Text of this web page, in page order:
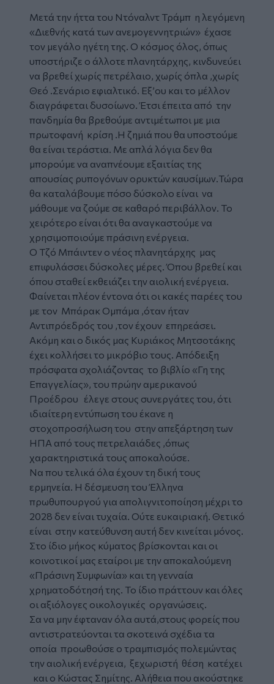
Μετά την ήττα του Ντόναλντ Τράμπ η λεγόμενη
«Διεθνής κατά των ανεμογεννητριών» έχασε
τον μεγάλο ηγέτη της. Ο κόσμος όλος, όπως
υποστήριζε ο άλλοτε πλανητάρχης, κινδυνεύει
να βρεθεί χωρίς πετρέλαιο, χωρίς όπλα ,χωρίς
Θεό .Σενάριο εφιαλτικό. Εξ’ου και το μέλλον
διαγράφεται δυσοίωνο. Έτσι έπειτα από την
πανδημία θα βρεθούμε αντιμέτωποι με μια
πρωτοφανή κρίση .Η ζημιά που θα υποστούμε
θα είναι τεράστια. Με απλά λόγια δεν θα
μπορούμε να αναπνέουμε εξαιτίας της
απουσίας ρυπογόνων ορυκτών καυσίμων.Τώρα
θα καταλάβουμε πόσο δύσκολο είναι να
μάθουμε να ζούμε σε καθαρό περιβάλλον. Το
χειρότερο είναι ότι θα αναγκαστούμε να
χρησιμοποιούμε πράσινη ενέργεια.
Ο Τζό Μπάιντεν ο νέος πλανητάρχης μας
επιφυλάσσει δύσκολες μέρες. Όπου βρεθεί και
όπου σταθεί εκθειάζει την αιολική ενέργεια.
Φαίνεται πλέον έντονα ότι οι κακές παρέες του
με τον Μπάρακ Ομπάμα ,όταν ήταν
Αντιπρόεδρός του ,τον έχουν επηρεάσει.
Ακόμη και ο δικός μας Κυριάκος Μητσοτάκης
έχει κολλήσει το μικρόβιο τους. Απόδειξη
πρόσφατα σχολιάζοντας το βιβλίο «Γη της
Επαγγελίας», του πρώην αμερικανού
Προέδρου έλεγε στους συνεργάτες του, ότι
ιδιαίτερη εντύπωση του έκανε η
στοχοπροσήλωση του στην απεξάρτηση των
ΗΠΑ από τους πετρελαιάδες ,όπως
χαρακτηριστικά τους αποκαλούσε.
Να που τελικά όλα έχουν τη δική τους
ερμηνεία. Η δέσμευση του Έλληνα
πρωθυπουργού για απολιγνιτοποίηση μέχρι το
2028 δεν είναι τυχαία. Ούτε ευκαιριακή. Θετικό
είναι στην κατεύθυνση αυτή δεν κινείται μόνος.
Στο ίδιο μήκος κύματος βρίσκονται και οι
κοινοτικοί μας εταίροι με την αποκαλούμενη
«Πράσινη Συμφωνία» και τη γενναία
χρηματοδότησή της. Το ίδιο πράττουν και όλες
οι αξιόλογες οικολογικές οργανώσεις.
Σα να μην έφταναν όλα αυτά,στους φορείς που
αντιστρατεύονται τα σκοτεινά σχέδια τα
οποία προωθούσε ο τραμπισμός πολεμώντας
την αιολική ενέργεια, ξεχωριστή θέση κατέχει
και ο Κώστας Σημίτης. Αλήθεια που ακούστηκε